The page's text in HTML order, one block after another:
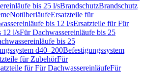
bis 25 l/sBrandschutzBrandschutz
NotüberläufeErsatzteile für
bis 12 l/sErsatzteile für Für
12 l/sFür Dachwassereinläufe bis 25
bis 25
d40–200Befestigungssystem
für ZubehörFür
für Für DachwassereinläufeFür